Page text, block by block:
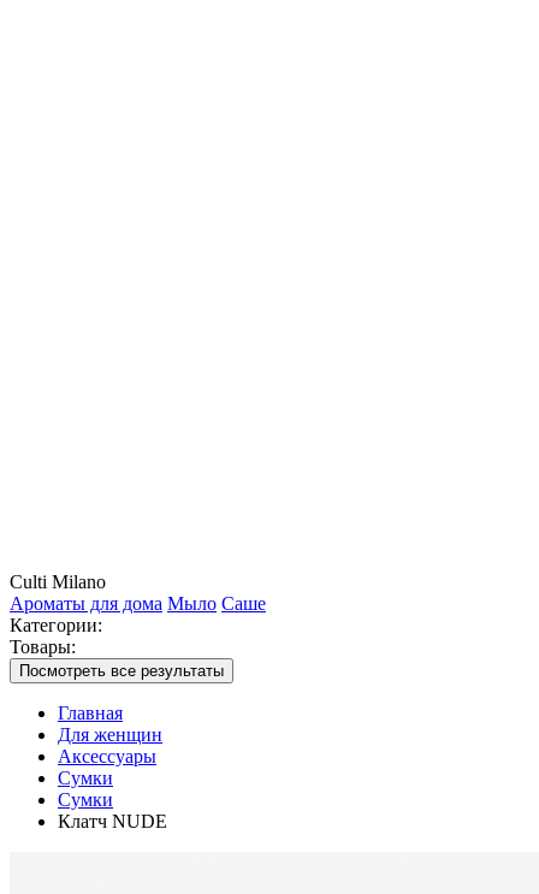
Culti Milano
Ароматы для дома Мыло Саше
Категории:
Товары:
Посмотреть все результаты
Главная
Для женщин
Аксессуары
Сумки
Сумки
Клатч NUDE